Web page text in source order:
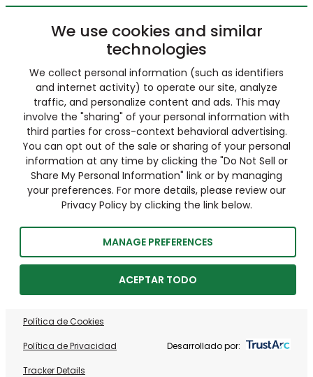
We use cookies and similar
technologies
We collect personal information (such as identifiers
and internet activity) to operate our site, analyze
traffic, and personalize content and ads. This may
involve the "sharing" of your personal information with
third parties for cross-context behavioral advertising.
You can opt out of the sale or sharing of your personal
information at any time by clicking the "Do Not Sell or
Share My Personal Information" link or by managing
your preferences. For more details, please review our
Privacy Policy by clicking the link below.
MANAGE PREFERENCES
ACEPTAR TODO
Política de Cookies
Política de Privacidad
Tracker Details
Desarrollado por: